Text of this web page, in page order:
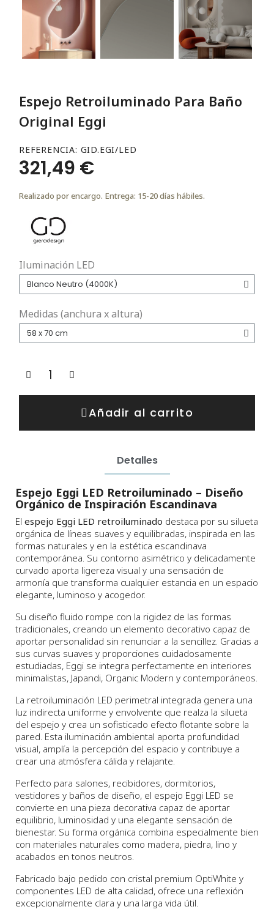
Espejo Retroiluminado Para Baño
Original Eggi
REFERENCIA GID.EGI/LED
321,49 €
Realizado por encargo. Entrega: 15-20 días hábiles.
Iluminación LED
Medidas (anchura x altura)
Añadir al carrito
Detalles
Espejo Eggi LED Retroiluminado – Diseño
Orgánico de Inspiración Escandinava
El espejo Eggi LED retroiluminado destaca por su silueta
orgánica de líneas suaves y equilibradas, inspirada en las
formas naturales y en la estética escandinava
contemporánea. Su contorno asimétrico y delicadamente
curvado aporta ligereza visual y una sensación de
armonía que transforma cualquier estancia en un espacio
elegante, luminoso y acogedor.
Su diseño fluido rompe con la rigidez de las formas
tradicionales, creando un elemento decorativo capaz de
aportar personalidad sin renunciar a la sencillez. Gracias a
sus curvas suaves y proporciones cuidadosamente
estudiadas, Eggi se integra perfectamente en interiores
minimalistas, Japandi, Organic Modern y contemporáneos.
La retroiluminación LED perimetral integrada genera una
luz indirecta uniforme y envolvente que realza la silueta
del espejo y crea un sofisticado efecto flotante sobre la
pared. Esta iluminación ambiental aporta profundidad
visual, amplía la percepción del espacio y contribuye a
crear una atmósfera cálida y relajante.
Perfecto para salones, recibidores, dormitorios,
vestidores y baños de diseño, el espejo Eggi LED se
convierte en una pieza decorativa capaz de aportar
equilibrio, luminosidad y una elegante sensación de
bienestar. Su forma orgánica combina especialmente bien
con materiales naturales como madera, piedra, lino y
acabados en tonos neutros.
Fabricado bajo pedido con cristal premium OptiWhite y
componentes LED de alta calidad, ofrece una reflexión
excepcionalmente clara y una larga vida útil.